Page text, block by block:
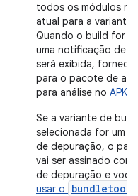
todos os módulos
atual para a variante
Quando o build for
uma notificação de
será exibida,
para o pacote de
para análise no APK
Se a variante de build
selecionada for um
de depuração, o
vai ser assinado com
de depuração e
usar o
bundletool